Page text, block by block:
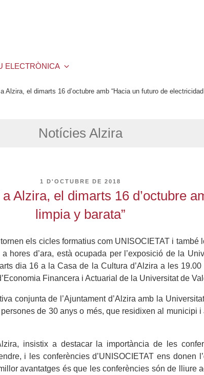
ELECTRÒNICA
Alzira, el dimarts 16 d’octubre amb “Hacia un futuro de
Notícies Alzira
PUBLICAT
1 D'OCTUBRE DE 2018
Alzira, el dimarts 16 d’octubre
limpia y barata”
els cicles formatius com UNISOCIETAT i
hores d’ara, està ocupada per l’exposició de la
dia 16 a la Casa de la Cultura d’Alzira a les
Financera i Actuarial de la Universitat de
conjunta de l’Ajuntament d’Alzira amb la
de 30 anys o més, que residixen al municipi
insistix a destacar la importància de les
i les conferències d’UNISOCIETAT ens donen
avantatges és que les conferències són de lliure